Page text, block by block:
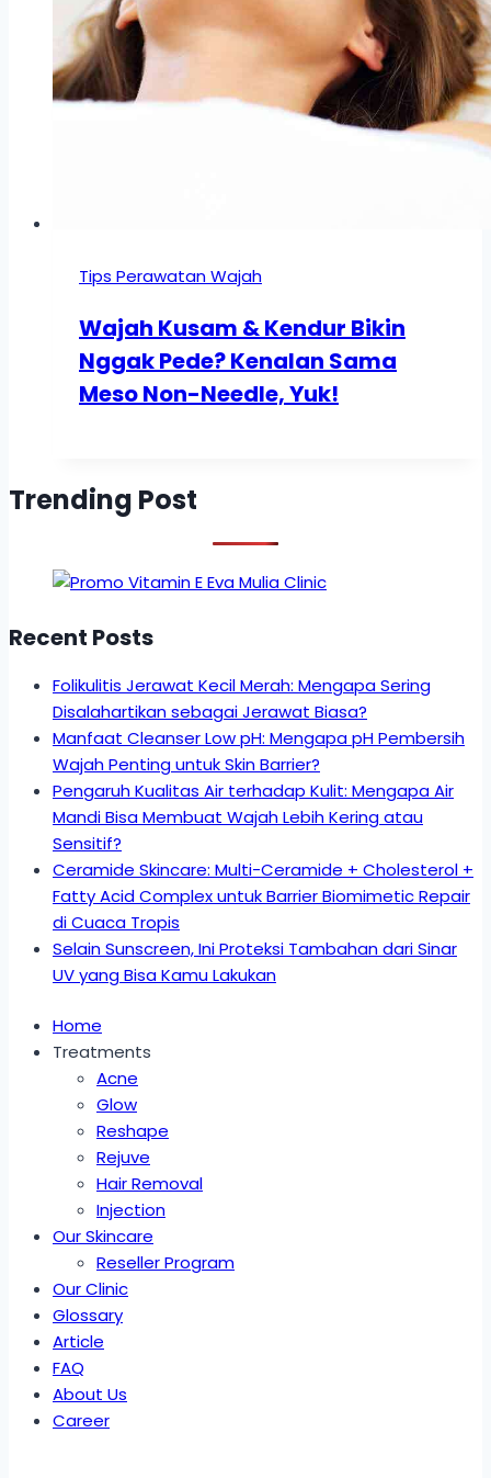
Tips Perawatan Wajah
Wajah Kusam & Kendur Bikin
Nggak Pede? Kenalan Sama
Meso Non-Needle, Yuk!
Trending Post
Recent Posts
Folikulitis Jerawat Kecil Merah: Mengapa Sering
Disalahartikan sebagai Jerawat Biasa?
Manfaat Cleanser Low pH: Mengapa pH Pembersih
Wajah Penting untuk Skin Barrier?
Pengaruh Kualitas Air terhadap Kulit: Mengapa Air
Mandi Bisa Membuat Wajah Lebih Kering atau
Sensitif?
Ceramide Skincare: Multi-Ceramide + Cholesterol +
Fatty Acid Complex untuk Barrier Biomimetic Repair
di Cuaca Tropis
Selain Sunscreen, Ini Proteksi Tambahan dari Sinar
UV yang Bisa Kamu Lakukan
Home
Treatments
Acne
Glow
Reshape
Rejuve
Hair Removal
Injection
Our Skincare
Reseller Program
Our Clinic
Glossary
Article
FAQ
About Us
Career